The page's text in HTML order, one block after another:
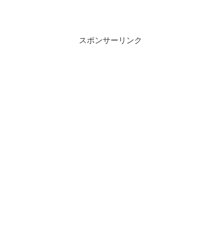
スポンサーリンク